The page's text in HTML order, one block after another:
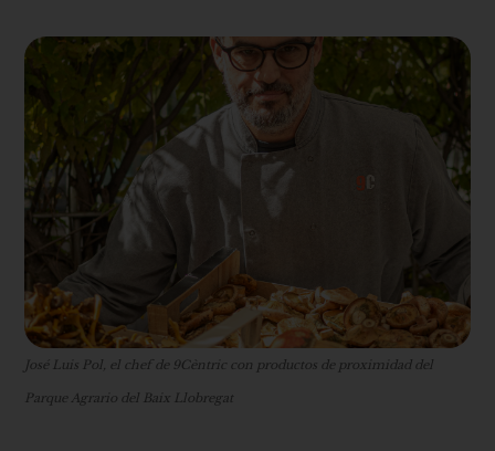
José Luis Pol, el chef de 9Cèntric con productos de proximidad del
Parque Agrario del Baix Llobregat